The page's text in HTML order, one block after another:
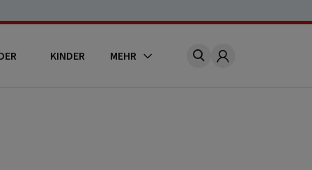
KINDER MEHR Account